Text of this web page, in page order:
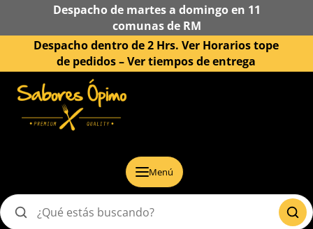
Despacho de martes a domingo en 11
comunas de RM
Despacho dentro de 2 Hrs. Ver Horarios tope
de pedidos –Ver tiempos de entrega
Menú
Buscar